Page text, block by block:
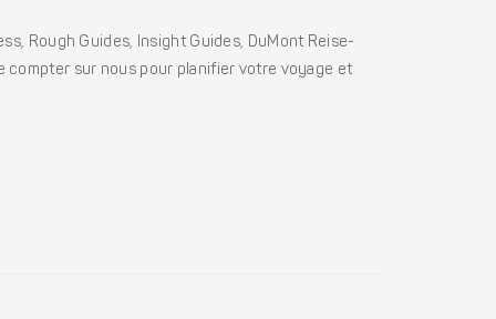
Rough Guides, Insight Guides, DuMont Reise-
compter sur nous pour planifier votre voyage et